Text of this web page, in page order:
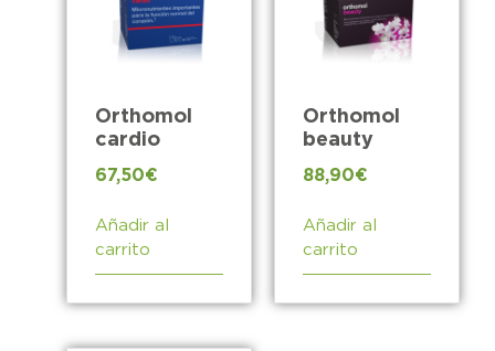
Orthomol
cardio
67,50€
Añadir al
carrito
Orthomol
beauty
88,90€
Añadir al
carrito